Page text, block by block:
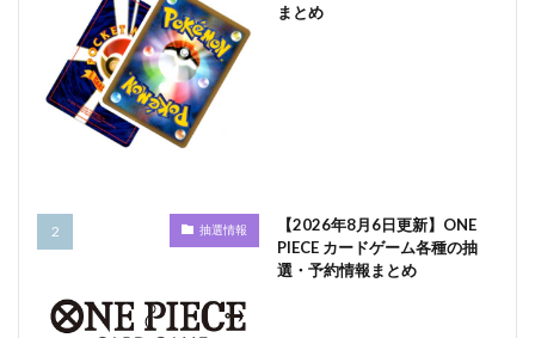
まとめ
抽選情報
【2026年8月6日更新】ONE
PIECE カードゲーム各種の抽
選・予約情報まとめ